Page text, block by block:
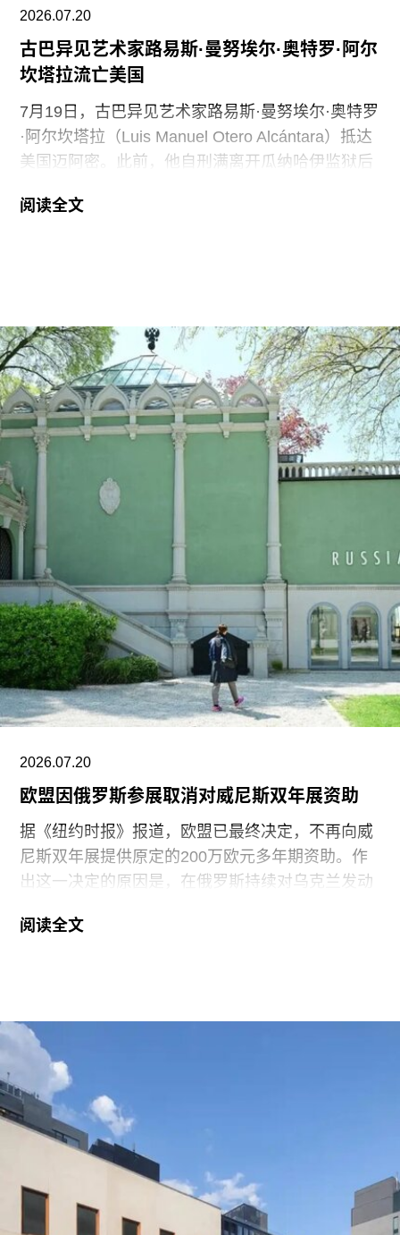
了广受好评的2015年回顾展“世界走向波普”（The
2026.07.20
古巴异见艺术家路易斯·曼努埃尔·奥特罗·阿尔
坎塔拉流亡美国
7月19日，古巴异见艺术家路易斯·曼努埃尔·奥特罗
·阿尔坎塔拉（Luis Manuel Otero Alcántara）抵达
美国迈阿密。此前，他自刑满离开瓜纳哈伊监狱后
拉抵达时手中紧握着一尊从古巴带来的残破圣母玛
活动而被判处的五年刑期，仅提前数日获释。古巴
裔美国艺术家可可·福斯科（Coco Fusco）近日曾
撰文追问奥特罗·阿尔坎塔拉出狱后的下落。7月17
日，美国驻哈瓦那大使馆一名官员向《纽约时报》
透露，奥特罗·阿尔坎塔拉已获发人道主义签证，能
够进入美国，开始其被迫流亡的生活。
奥特罗·阿尔坎塔拉于2018年与一群艺术家、记者
和学者共同创立了圣伊西德罗运动（San Isidro
Movement）。该组织参与反对古巴政府、倡导民
主的社会运动。他还参与创作了抗议歌曲《祖国与
生命》（Homeland and Life），这首抗议颂歌在
2021年获两项拉丁格莱美奖，并已成为古巴反对派
的象征。
据美联社报道，古巴当局提出以强制流放为条件换
取奥特罗·阿尔坎塔拉的自由。当他抵达迈阿密时，
迎接他。获释时，奥特罗·阿尔坎塔拉是古巴最受国
际关注的政治犯之一，该国正因美国实施的石油封
阅读全文
2026.07.20
欧盟因俄罗斯参展取消对威尼斯双年展资助
据《纽约时报》报道，欧盟已最终决定，不再向威
尼斯双年展提供原定的200万欧元多年期资助。作
出这一决定的原因是，在俄罗斯持续对乌克兰发动
双年展。
展形式重返国家馆后，欧盟即表示将撤回资助。4
月，欧盟正式确认取消拨款，但给予双年展30天时
间提出申诉。此次最终决定是在对申诉进行审查后
作出的。
欧盟委员会发言人托马斯·雷尼耶（Thomas
Regnier）在一份声明中表示：“由欧洲纳税人资金
支持的文化活动，应当捍卫民主价值，促进开放对
话、多元性和言论自由。”他同时指出，这些价值观
阅读全文